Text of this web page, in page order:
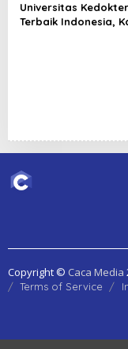
Universitas
Terbaik Indonesia,
Copyright © Caca Media
Terms of Service